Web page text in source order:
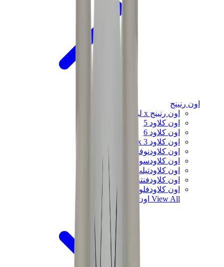
اون رنينج
اون رنينج x لويفي
اون كلاود 5
اون كلاود 6
اون كلاود x 3
اون كلاودنوفا
اون كلاودسولو
اون كلاودتيلت
اون كلاودفنتشر
اون كلاودفلو
View All اون رنينج